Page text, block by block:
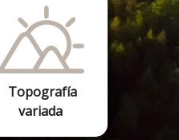
Topografía
variada